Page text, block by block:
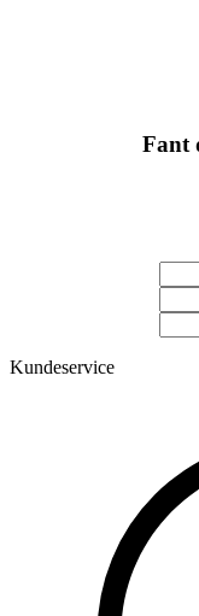
Fant
Kundeservice